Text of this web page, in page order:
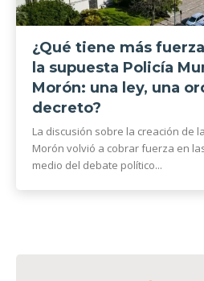
¿Qué tiene más
la supuesta Policía
Morón: una ley, una
decreto?
La discusión sobre la creación de
Morón volvió a cobrar fuerza en
medio del debate político...